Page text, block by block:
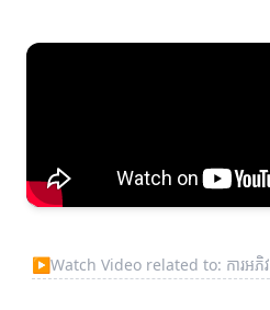
▶Watch Video related to: ការអភិវឌ្